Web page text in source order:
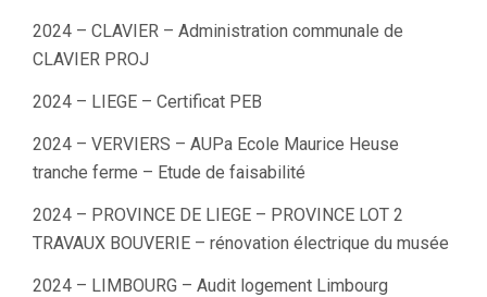
2024 – CLAVIER – Administration communale de
CLAVIER PROJ
2024 – LIEGE – Certificat PEB
2024 – VERVIERS – AUPa Ecole Maurice Heuse
tranche ferme – Etude de faisabilité
2024 – PROVINCE DE LIEGE – PROVINCE LOT 2
TRAVAUX BOUVERIE – rénovation électrique du musée
2024 – LIMBOURG – Audit logement Limbourg